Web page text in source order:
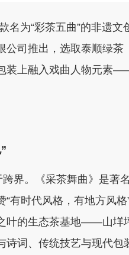
为“彩茶五曲”的非遗文
公司推出，选取泰顺绿
装上融入戏曲人物元素
界。《采茶舞曲》是著
“有时代风格，有地方风
叶的生态茶基地——山垟
诗词、传统技艺与现代